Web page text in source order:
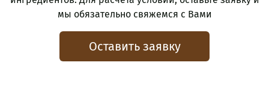
мы обязательно свяжемся с Вами
Оставить заявку